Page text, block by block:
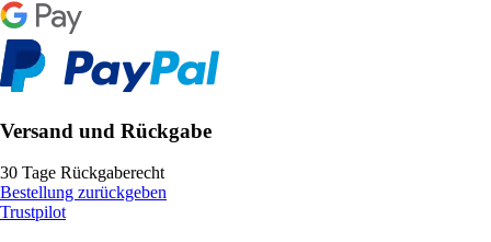
Versand und Rückgabe
30 Tage Rückgaberecht
Bestellung zurückgeben
Trustpilot